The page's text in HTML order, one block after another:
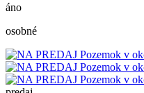
áno
osobné